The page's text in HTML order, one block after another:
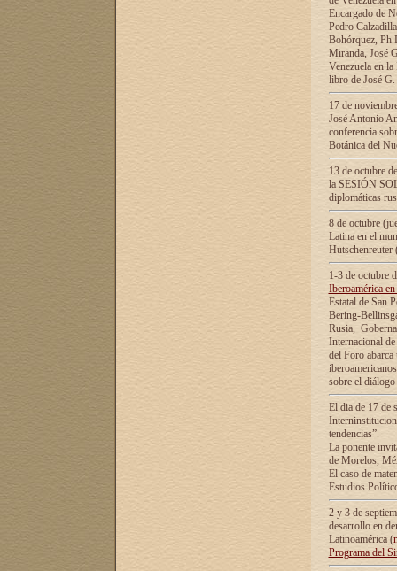
Encargado de
Pedro
Bohórquez,
Miranda, José
Venezuela en
libro de José
17 de
José Antonio
conferencia
Botánica del
13 de octubre
la SESIÓN
diplomáticas
8 de octubre
Latina en el
1-3 de octubre
Iberoamérica
Estatal de San
Bering-
Rusia,
Internacional
del Foro
sobre el
El dia de 17 de
tendencias”.
La ponente
de Morelos,
El caso de
Estudios
2 y 3 de
desarrollo en
Latinoamérica (
Programa del